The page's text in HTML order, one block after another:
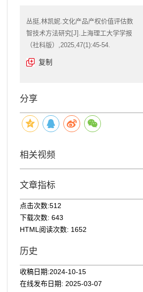
丛挺,林凯妮.文化产品产权价值评估数
智技术方法研究[J].上海理工大学学报
（社科版）,2025,47(1):45-54.
复制
分享
相关视频
文章指标
点击次数:512
下载次数: 643
HTML阅读次数: 1652
历史
收稿日期:2024-10-15
在线发布日期: 2025-03-07